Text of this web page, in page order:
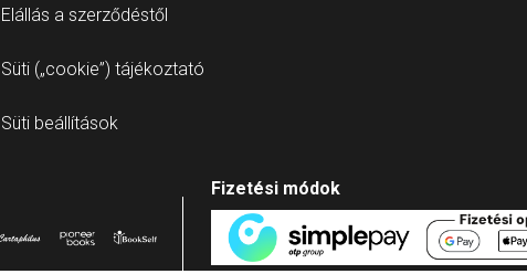
Elállás a szerződéstől
Süti („cookie”) tájékoztató
Süti beállítások
Fizetési módok